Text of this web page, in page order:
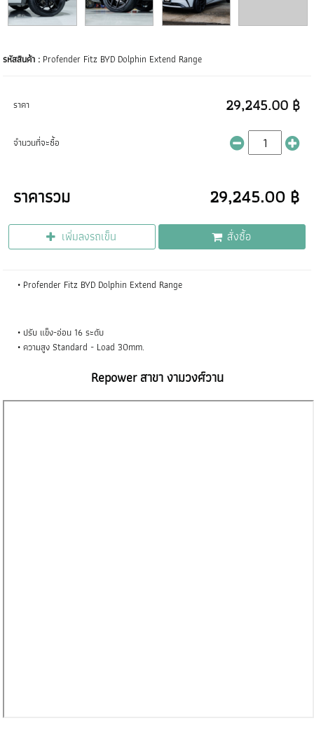
รหัสสินค้า : Profender Fitz BYD Dolphin Extend Range
ราคา 29,245.00 ฿
จำนวนที่จะซื้อ
ราคารวม 29,245.00 ฿
เพิ่มลงรถเข็น สั่งซื้อ
Profender Fitz BYD Dolphin Extend Range
ปรับ แข็ง-อ่อน 16 ระดับ
ความสูง Standard - Load 30mm.
Repower สาขา งามวงศ์วาน